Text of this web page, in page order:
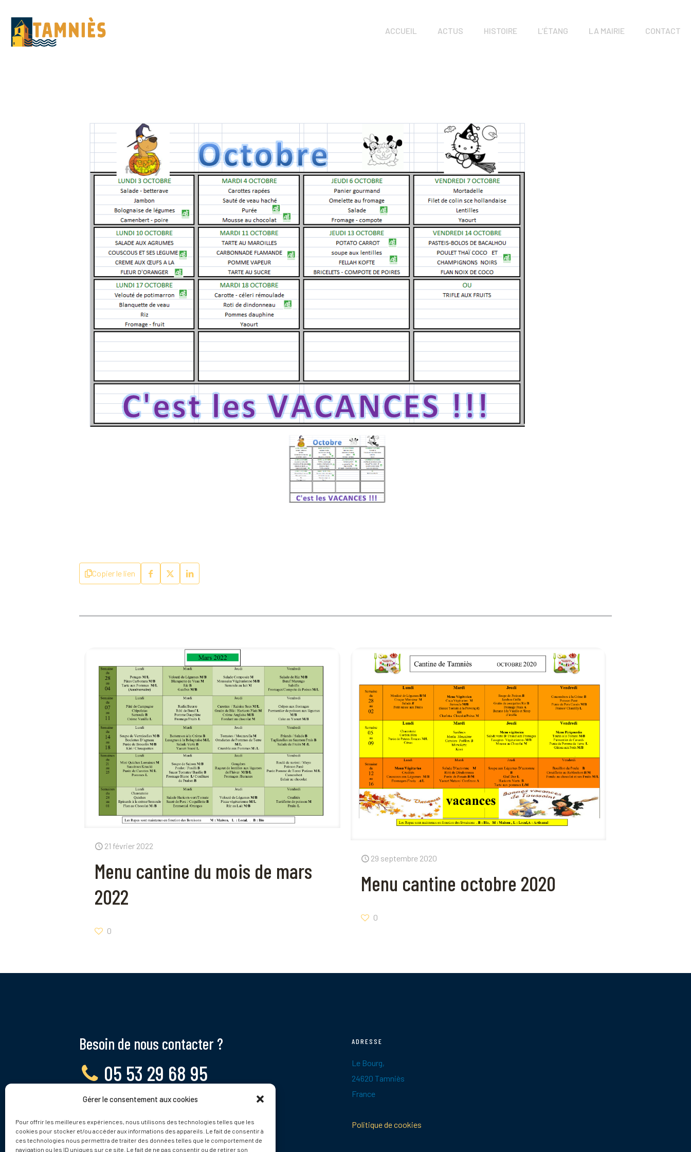
Gérer le consentement aux cookies
Pour offrir les meilleures expériences, nous utilisons des technologies telles que les
cookies pour stocker et/ou accéder aux informations des appareils. Le fait de consentir à
ces technologies nous permettra de traiter des données telles que le comportement de
navigation ou les ID uniques sur ce site. Le fait de ne pas consentir ou de retirer son
ACCUEIL ACTUS HISTOIRE L’ÉTANG LA MAIRIE CONTACT
Copier le lien
21 février 2022
Menu cantine du mois de mars
2022
0
29 septembre 2020
Menu cantine octobre 2020
0
Besoin de nous contacter ?
05 53 29 68 95
Lundi - Vendredi, 9 - 12h
ADRESSE
Le Bourg,
24620 Tamniès
France
Politique de cookies